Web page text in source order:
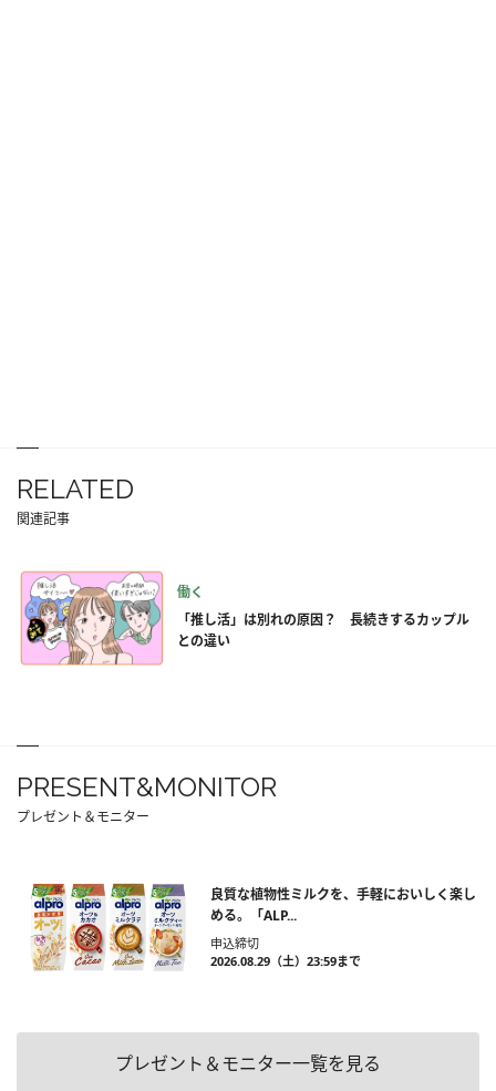
RELATED
関連記事
働く
「推し活」は別れの原因？ 長続きするカップル
との違い
PRESENT&MONITOR
プレゼント＆モニター
良質な植物性ミルクを、手軽においしく楽し
める。「ALP...
申込締切
2026.08.29（土）23:59まで
プレゼント＆モニター一覧を見る